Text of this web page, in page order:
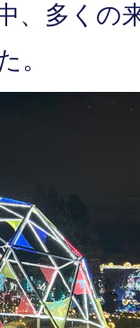
、多くの
。